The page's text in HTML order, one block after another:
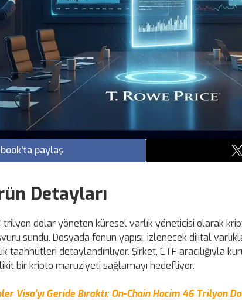
paylaş
Detayları
trilyon dolar yöneten küresel varlık yöneticisi olarak
sundu. Dosyada fonun yapısı, izlenecek dijital
taahhütleri detaylandırılıyor. Şirket, ETF aracılığıyla
bir kripto maruziyeti sağlamayı hedefliyor.
Visa'yı Geride Bıraktı: On-Chain Hacim 46 Trilyon